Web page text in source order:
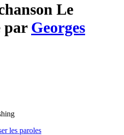
Le
par Georges
les paroles